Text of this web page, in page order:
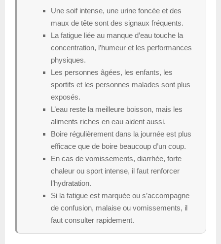
Une soif intense, une urine foncée et des
maux de tête sont des signaux fréquents.
La fatigue liée au manque d’eau touche la
concentration, l’humeur et les performances
physiques.
Les personnes âgées, les enfants, les
sportifs et les personnes malades sont plus
exposés.
L’eau reste la meilleure boisson, mais les
aliments riches en eau aident aussi.
Boire régulièrement dans la journée est plus
efficace que de boire beaucoup d’un coup.
En cas de vomissements, diarrhée, forte
chaleur ou sport intense, il faut renforcer
l’hydratation.
Si la fatigue est marquée ou s’accompagne
de confusion, malaise ou vomissements, il
faut consulter rapidement.